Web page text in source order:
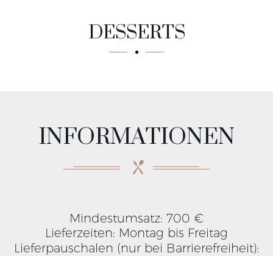
DESSERTS
INFORMATIONEN
Mindestumsatz: 700 €
Lieferzeiten: Montag bis Freitag
Lieferpauschalen (nur bei Barrierefreiheit):